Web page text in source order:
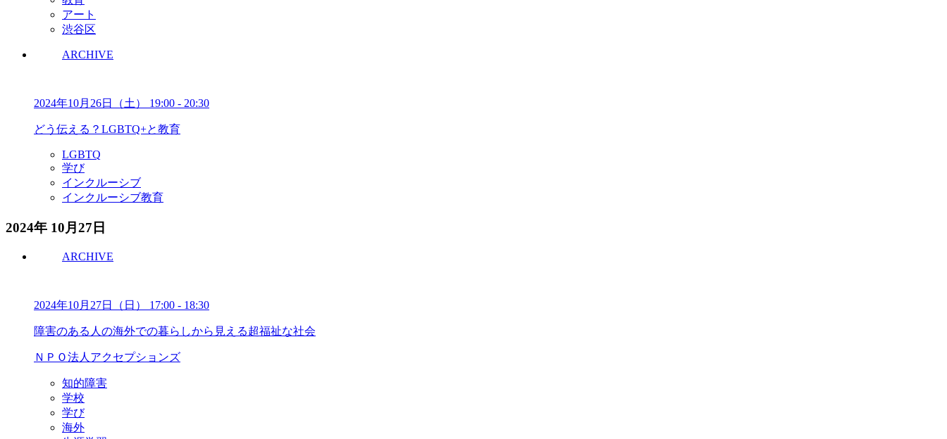
アート
渋谷区
ARCHIVE
2024年10月26日（土） 19:00 - 20:30
どう伝える？LGBTQ+と教育
LGBTQ
学び
インクルーシブ
インクルーシブ教育
2024年 10月27日
ARCHIVE
2024年10月27日（日） 17:00 - 18:30
障害のある人の海外での暮らしから見える超福祉な社会
ＮＰＯ法人アクセプションズ
知的障害
学校
学び
海外